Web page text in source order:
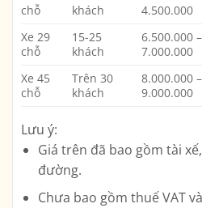
chỗ
khách
4.500.000
Xe 29
chỗ
15-25
khách
6.500.000 –
7.000.000
Xe 45
chỗ
Trên 30
khách
8.000.000 –
9.000.000
Lưu ý:
Giá trên đã bao gồm tài
đường.
Chưa bao gồm thuế VAT